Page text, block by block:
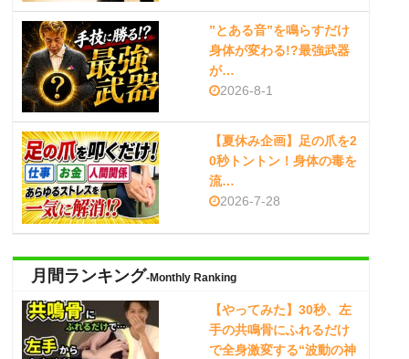
”とある音”を鳴らすだけ
身体が変わる!?最強武器
が…
2026-8-1
【夏休み企画】足の爪を2
0秒トントン！身体の毒を
流…
2026-7-28
月間ランキング-Monthly Ranking
【やってみた】30秒、左
手の共鳴骨にふれるだけ
で全身激変する“波動の神